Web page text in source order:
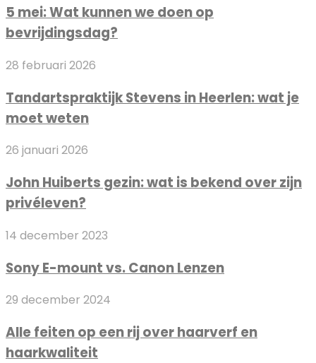
manier
van
Wat
kunnen
doen
bevrijdingsdag?
5 mei: Wat kunnen we doen op
bevrijdingsdag?
Tandartspraktijk
in
Heerlen:
je
weten
28 februari 2026
Tandartspraktijk Stevens in Heerlen: wat je
moet weten
John
gezin:
wat
bekend
zijn
26 januari 2026
John Huiberts gezin: wat is bekend over zijn
privéleven?
Sony
mount
Canon
Lenzen
14 december 2023
Sony E-mount vs. Canon Lenzen
Alle
op
een
29 december 2024
Alle feiten op een rij over haarverf en
haarkwaliteit